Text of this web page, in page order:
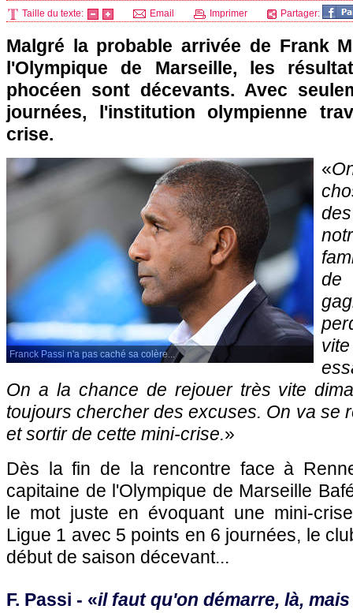
Taille du texte: Email Imprimer Partager:
Malgré la probable arrivée de Frank
l'Olympique de Marseille, les
phocéen sont décevants. Avec
journées, l'institution olympienne
crise.
Franck Passi n'a pas caché sa colère...
«
de
On a la chance de rejouer très vite
toujours chercher des excuses. On va se
et sortir de cette mini-crise.»
Dès la fin de la rencontre face à
capitaine de l'Olympique de Marseille
le mot juste en évoquant une mini-
Ligue 1 avec 5 points en 6 journées, le
début de saison décevant...
F. Passi - «il faut qu'on démarre, là,